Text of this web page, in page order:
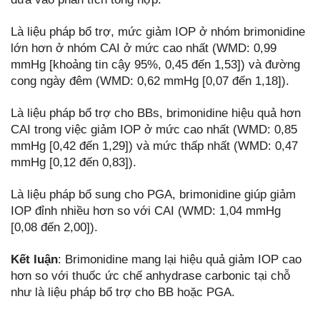
Là liệu pháp bổ trợ, mức giảm IOP ở nhóm brimonidine
lớn hơn ở nhóm CAI ở mức cao nhất (WMD: 0,99
mmHg [khoảng tin cậy 95%, 0,45 đến 1,53]) và đường
cong ngày đêm (WMD: 0,62 mmHg [0,07 đến 1,18]).
Là liệu pháp bổ trợ cho BBs, brimonidine hiệu quả hơn
CAI trong việc giảm IOP ở mức cao nhất (WMD: 0,85
mmHg [0,42 đến 1,29]) và mức thấp nhất (WMD: 0,47
mmHg [0,12 đến 0,83]).
Là liệu pháp bổ sung cho PGA, brimonidine giúp giảm
IOP đỉnh nhiều hơn so với CAI (WMD: 1,04 mmHg
[0,08 đến 2,00]).
Kết luận: Brimonidine mang lại hiệu quả giảm IOP cao
hơn so với thuốc ức chế anhydrase carbonic tại chỗ
như là liệu pháp bổ trợ cho BB hoặc PGA.